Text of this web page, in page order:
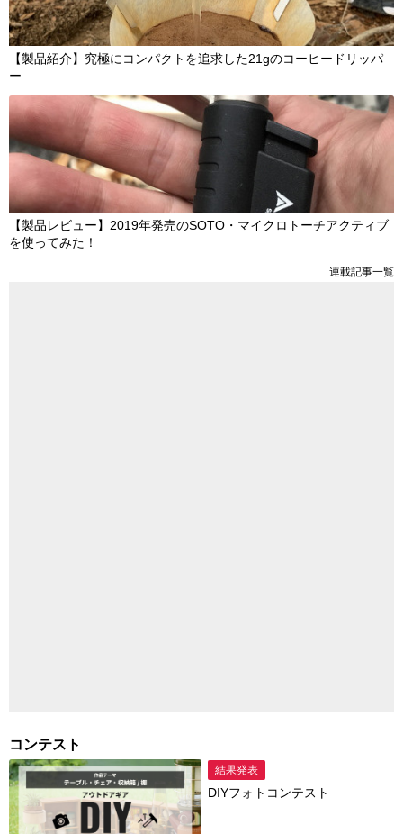
【製品紹介】究極にコンパクトを追求した21gのコーヒードリッパ
ー
【製品レビュー】2019年発売のSOTO・マイクロトーチアクティブ
を使ってみた！
連載記事一覧
コンテスト
結果発表
DIYフォトコンテスト